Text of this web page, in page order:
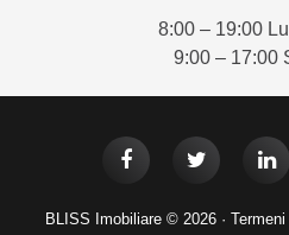
8:00 – 19:00
9:00 – 17:00
BLISS Imobiliare © 2026 ·